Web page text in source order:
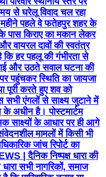
से घरेलू विवाद चल रहा
पहले वे फतेहपुर शहर के
पास किराए का मकान लेकर
वायरल दावों की स्वतंत्र
कि हर पहलू की गंभीरता से
और उठते सवाल घटना की
पहुंचकर स्थिति का जायजा
पूरी करते हुए शव को
सभी एंगलों से साक्ष्य जुटाने में
के अधीन है। पोस्टमार्टम
साक्ष्यों के आधार पर ही आगे
मामलों में किसी भी
जांच रिपोर्ट का
| दैनिक निष्पक्ष धारा की
सभी नागरिकों, समाज